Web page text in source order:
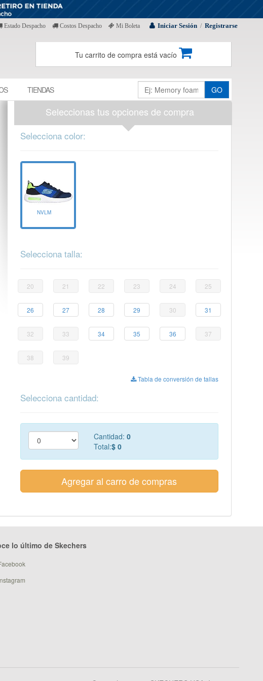
Iniciar Sesión / Registrarse
Estado Despacho Costos Despacho Mi Boleta
Tu carrito de compra está vacío
TIENDAS GO
Seleccionas tus opciones de compra
Selecciona color:
NVLM
Selecciona talla:
20 21 22 23 24 25
26 27 28 29 30 31
32 33 34 35 36 37
38 39
Tabla de conversión de tallas
Selecciona cantidad:
Cantidad: 0
Total:$ 0
Agregar al carro de compras
lo último de Skechers